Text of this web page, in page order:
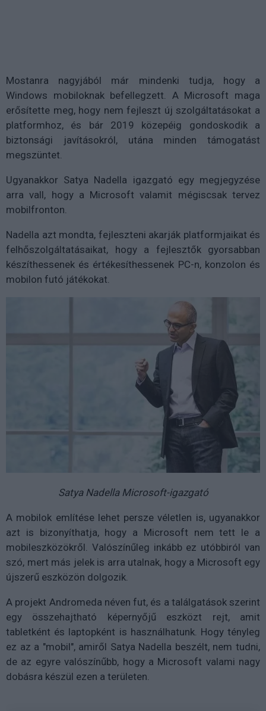
Mostanra nagyjából már mindenki tudja, hogy a
Windows mobiloknak befellegzett. A Microsoft maga
erősítette meg, hogy nem fejleszt új szolgáltatásokat a
platformhoz, és bár 2019 közepéig gondoskodik a
biztonsági javításokról, utána minden támogatást
megszüntet.
Ugyanakkor Satya Nadella igazgató egy megjegyzése
arra vall, hogy a Microsoft valamit mégiscsak tervez
mobilfronton.
Nadella azt mondta, fejleszteni akarják platformjaikat és
felhőszolgáltatásaikat, hogy a fejlesztők gyorsabban
készíthessenek és értékesíthessenek PC-n, konzolon és
mobilon futó játékokat.
Satya Nadella Microsoft-igazgató
A mobilok említése lehet persze véletlen is, ugyanakkor
azt is bizonyíthatja, hogy a Microsoft nem tett le a
mobileszközökről. Valószínűleg inkább ez utóbbiról van
szó, mert más jelek is arra utalnak, hogy a Microsoft egy
újszerű eszközön dolgozik.
A projekt Andromeda néven fut, és a találgatások szerint
egy összehajtható képernyőjű eszközt rejt, amit
tabletként és laptopként is használhatunk. Hogy tényleg
ez az a "mobil", amiről Satya Nadella beszélt, nem tudni,
de az egyre valószínűbb, hogy a Microsoft valami nagy
dobásra készül ezen a területen.